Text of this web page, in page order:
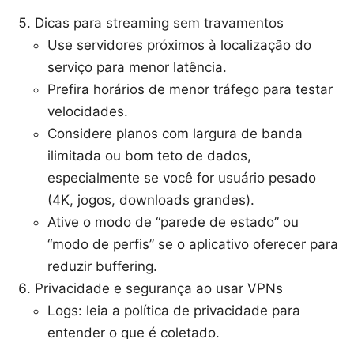
Dicas para streaming sem travamentos
Use servidores próximos à localização do
serviço para menor latência.
Prefira horários de menor tráfego para testar
velocidades.
Considere planos com largura de banda
ilimitada ou bom teto de dados,
especialmente se você for usuário pesado
(4K, jogos, downloads grandes).
Ative o modo de “parede de estado” ou
“modo de perfis” se o aplicativo oferecer para
reduzir buffering.
Privacidade e segurança ao usar VPNs
Logs: leia a política de privacidade para
entender o que é coletado.